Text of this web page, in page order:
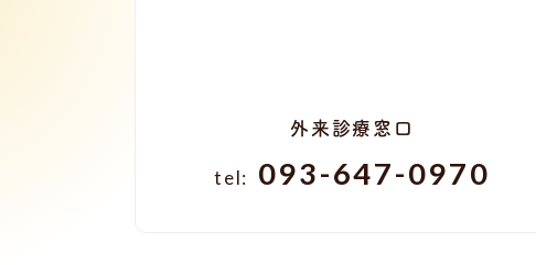
外来診療窓口
tel: 093-647-0970